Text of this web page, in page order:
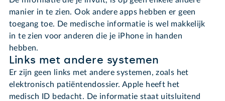
manier in te zien. Ook andere apps hebben er geen
toegang toe. De medische informatie is wel makkelijk
in te zien voor anderen die je iPhone in handen
hebben.
Links met andere systemen
Er zijn geen links met andere systemen, zoals het
elektronisch patiëntendossier. Apple heeft het
medisch ID bedacht. De informatie staat uitsluitend